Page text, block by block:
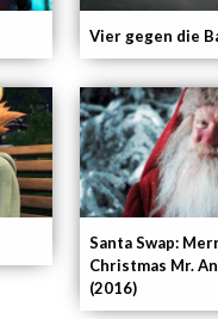
Santa Swap:
Christmas Mr.
(2016)
Vier gegen die